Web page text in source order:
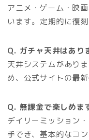
アニメ・ゲーム・映
います。定期的に復
Q. ガチャ天井はあり
天井システムがあり
め、公式サイトの最
Q. 無課金で楽しめま
デイリーミッション
手でき、基本的なコ